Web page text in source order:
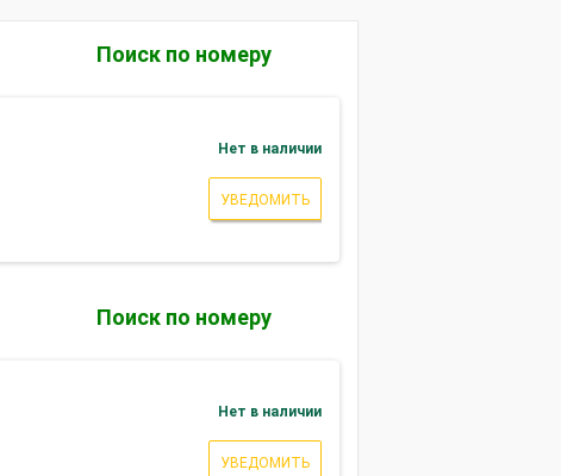
Поиск по номеру
Нет в наличии
УВЕДОМИТЬ
Поиск по номеру
Нет в наличии
УВЕДОМИТЬ